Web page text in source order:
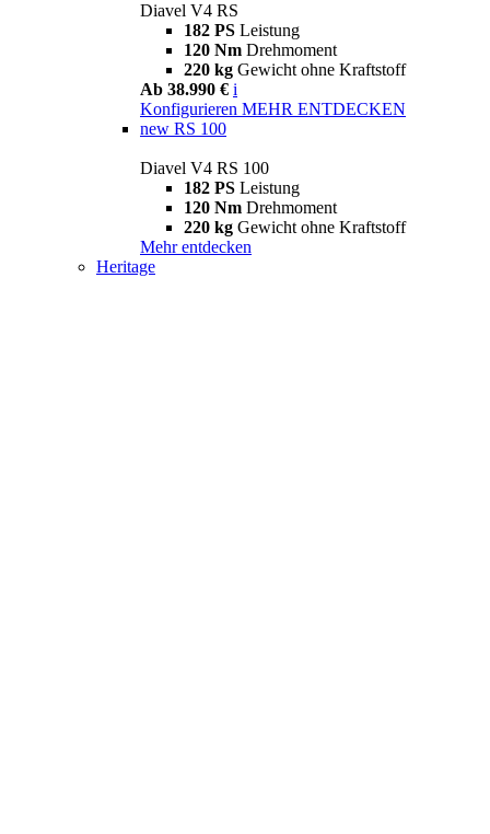
Diavel V4 RS
182 PS Leistung
120 Nm Drehmoment
220 kg Gewicht ohne Kraftstoff
Ab 38.990 € i
Konfigurieren MEHR ENTDECKEN
new RS 100
Diavel V4 RS 100
182 PS Leistung
120 Nm Drehmoment
220 kg Gewicht ohne Kraftstoff
Mehr entdecken
Heritage